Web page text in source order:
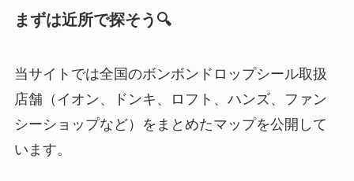
まずは近所で探そう🔍
当サイトでは全国のボンボンドロップシール取扱
店舗（イオン、ドンキ、ロフト、ハンズ、ファン
シーショップなど）をまとめたマップを公開して
います。